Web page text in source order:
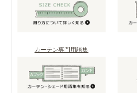
カーテン専門用語集